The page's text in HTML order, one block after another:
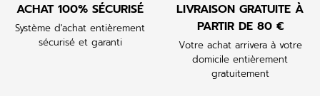
ACHAT 100% SÉCURISÉ
Système d'achat entièrement
sécurisé et garanti
LIVRAISON GRATUITE À
PARTIR DE 80 €
Votre achat arrivera à votre
domicile entièrement
gratuitement